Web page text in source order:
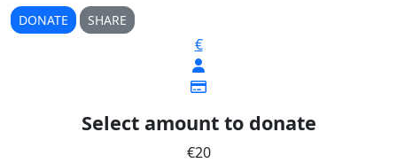
DONATE SHARE
€
Select amount to donate
€20